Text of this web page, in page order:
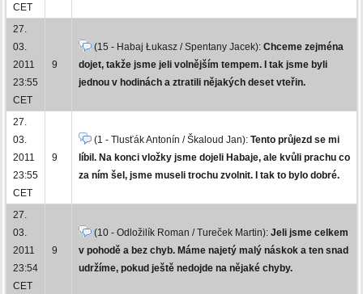
CET
27.
03.
2011
23:55
CET
9
(15 - Habaj Łukasz / Spentany Jacek): Chceme zejména
dojet, takže jsme jeli volnějším tempem. I tak jsme byli
jednou v hodinách a ztratili nějakých deset vteřin.
27.
03.
2011
23:55
CET
9
(1 - Tlusťák Antonín / Škaloud Jan): Tento průjezd se mi
líbil. Na konci vložky jsme dojeli Habaje, ale kvůli prachu co
za ním šel, jsme museli trochu zvolnit. I tak to bylo dobré.
27.
03.
2011
23:54
CET
9
(10 - Odložilík Roman / Tureček Martin): Jeli jsme celkem
v pohodě a bez chyb. Máme najetý malý náskok a ten snad
udržíme, pokud ještě nedojde na nějaké chyby.